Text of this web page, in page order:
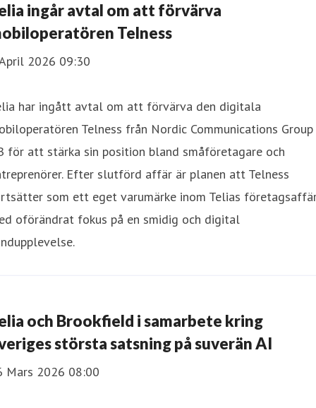
ingår avtal om att förvärva
Telness
2026 09:30
har ingått avtal om att förvärva den digitala
Telness från Nordic Communications Group
för att stärka sin position bland småföretagare och
Efter slutförd affär är planen att Telness
som ett eget varumärke inom Telias
oförändrat fokus på en smidig och digital
och Brookfield i samarbete kring
största satsning på suverän AI
Mars 2026 08:00